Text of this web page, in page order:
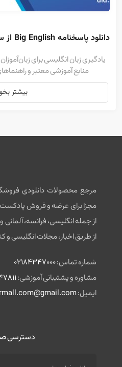
دانلود پاسخنامه Big English از سطح ۱ تا ۶ رایگان
یادگیری زبان انگلیسی برای
منابع آموزشی معتبر و
بیشتر
مرجع محصولات دانلودی
مجزا برای عرضه و فروش
از جمله انگلیسی، فرانسه،
از طریق اخبار، مجلات انگلیسی
شماره تماس:02184347000
مشاوره و پشتیبانی آموزشی:
ایمیل:
دسترسی